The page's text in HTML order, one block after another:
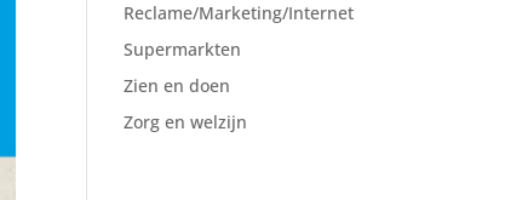
Reclame/Marketing/Internet
Supermarkten
Zien en doen
Zorg en welzijn